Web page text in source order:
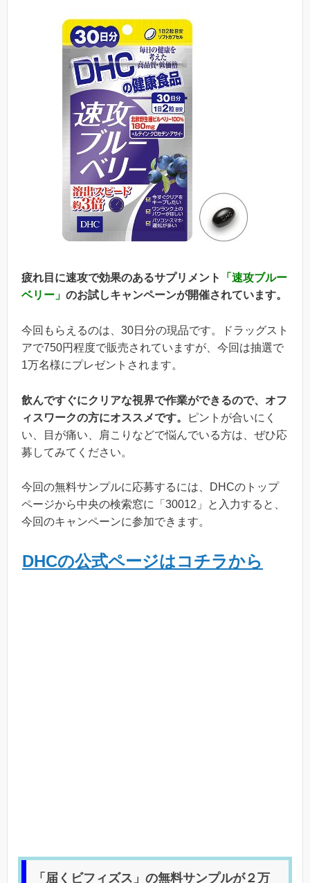
疲れ目に速攻で効果のあるサプリメント
「速攻ブルー
ベリー」 のお試しキャンペーンが開催されています。
今回もらえるのは、30日分の現品です。ドラッグスト
アで750円程度で販売されていますが、今回は抽選で
1万名様にプレゼントされます。
飲んですぐにクリアな視界で作業ができるので、オフ
ィスワークの方にオススメです。
ピントが合いにく
い、目が痛い、肩こりなどで悩んでいる方は、ぜひ応
募してみてください。
今回の無料サンプルに応募するには、DHCのトップ
ページから中央の検索窓に「30012」と入力すると、
今回のキャンペーンに参加できます。
DHCの公式ページはコチラから
「届くビフィズス」の無料サンプルが２万